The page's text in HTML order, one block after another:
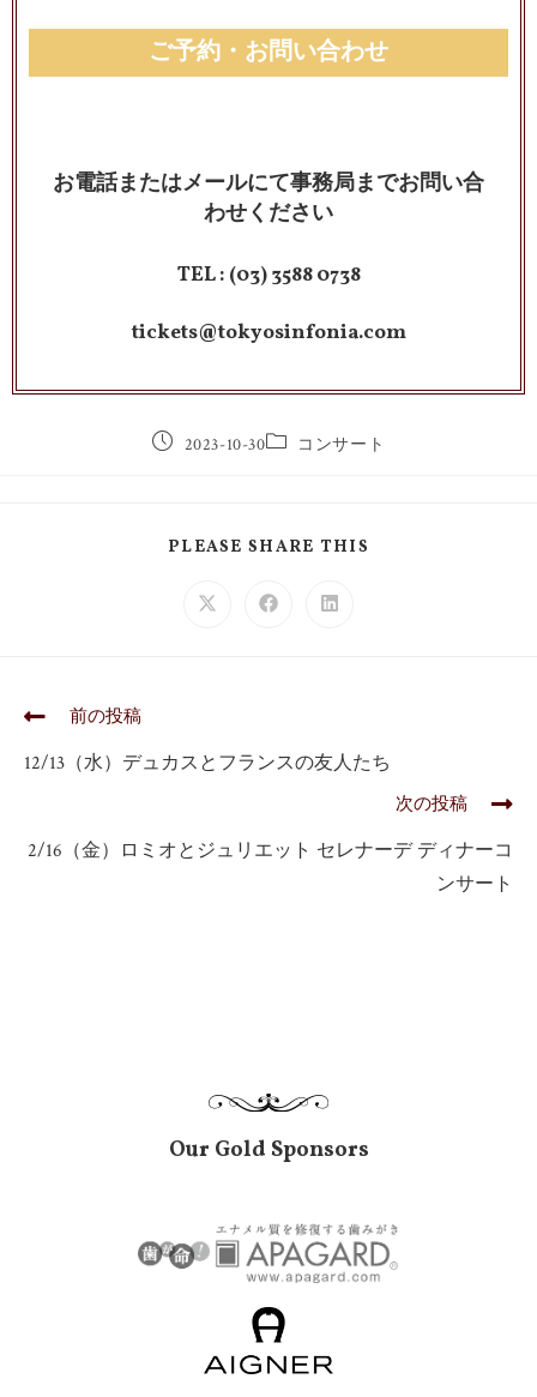
ご予約・お問い合わせ
お電話またはメールにて事務局までお問い合
わせください
TEL : (03) 3588 0738
tickets@tokyosinfonia.com
2023-10-30 コンサート
PLEASE SHARE THIS
前の投稿
12/13（水）デュカスとフランスの友人たち
次の投稿
2/16（金）ロミオとジュリエット セレナーデ ディナーコ
ンサート
Our Gold Sponsors